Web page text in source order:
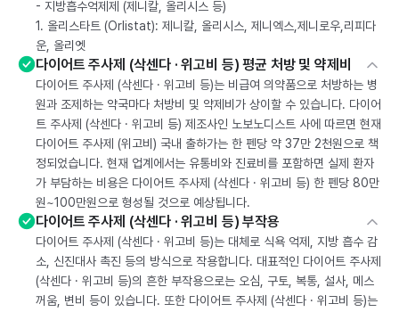
- 지방흡수억제제 (제니칼, 올리시스 등)
1. 올리스타트 (Orlistat): 제니칼, 올리시스, 제니엑스,제니로우,리피다
운, 올리엣
다이어트 주사제 (삭센다 · 위고비 등) 평균 처방 및 약제비
다이어트 주사제 (삭센다 · 위고비 등)는 비급여 의약품으로 처방하는 병
원과 조제하는 약국마다 처방비 및 약제비가 상이할 수 있습니다. 다이어
트 주사제 (삭센다 · 위고비 등) 제조사인 노보노디스트 사에 따르면 현재
다이어트 주사제 (위고비) 국내 출하가는 한 펜당 약 37만 2천원으로 책
정되었습니다. 현재 업계에서는 유통비와 진료비를 포함하면 실제 환자
가 부담하는 비용은 다이어트 주사제 (삭센다 · 위고비 등) 한 펜당 80만
원~100만원으로 형성될 것으로 예상됩니다.
다이어트 주사제 (삭센다 · 위고비 등) 부작용
다이어트 주사제 (삭센다 · 위고비 등)는 대체로 식욕 억제, 지방 흡수 감
소, 신진대사 촉진 등의 방식으로 작용합니다. 대표적인 다이어트 주사제
(삭센다 · 위고비 등)의 흔한 부작용으로는 오심, 구토, 복통, 설사, 메스
꺼움, 변비 등이 있습니다. 또한 다이어트 주사제 (삭센다 · 위고비 등)는